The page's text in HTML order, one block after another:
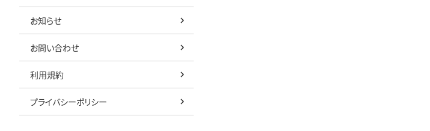
お知らせ
お問い合わせ
利用規約
プライバシーポリシー